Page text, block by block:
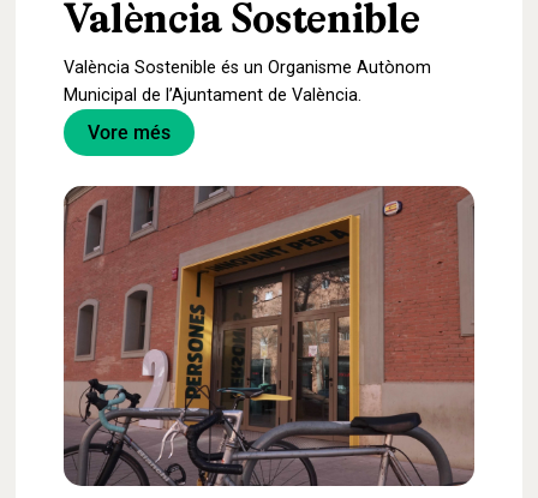
València Sostenible
València Sostenible és un Organisme Autònom
Municipal de l’Ajuntament de València.
Vore més